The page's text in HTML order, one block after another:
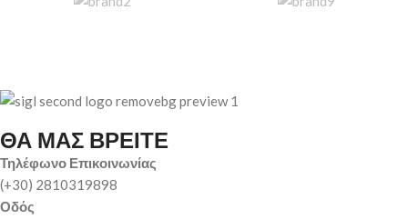
ΘΑ ΜΑΣ ΒΡΕΙΤΕ
Τηλέφωνο Επικοινωνίας
(+30) 2810319898
Οδός